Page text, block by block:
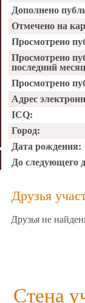
Дополнено
Отмечено на
Просмотрено
Просмотрено
последний
Просмотрено
Адрес
ICQ:
Город:
Дата рождения:
До следующего
Друзья
Друзья не
Стена